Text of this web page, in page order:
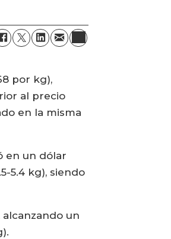
por kg),
al precio
en la misma
en un dólar
5.4 kg), siendo
un